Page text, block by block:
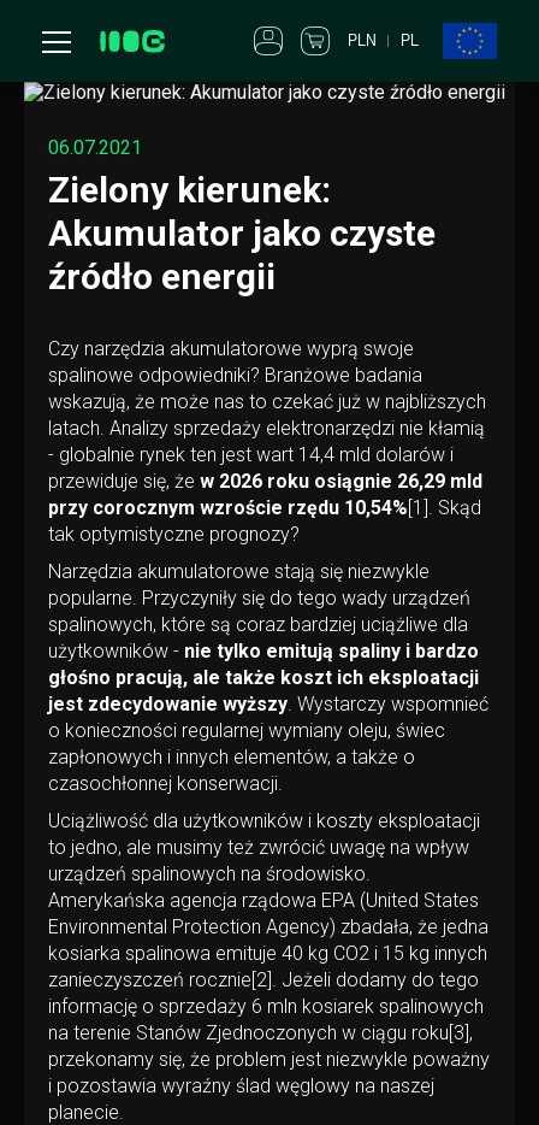
PLN PL
06.07.2021
Zielony kierunek:
Akumulator jako czyste
źródło energii
Czy narzędzia akumulatorowe wyprą swoje
spalinowe odpowiedniki? Branżowe badania
wskazują, że może nas to czekać już w najbliższych
latach. Analizy sprzedaży elektronarzędzi nie kłamią
- globalnie rynek ten jest wart 14,4 mld dolarów i
przewiduje się, że w 2026 roku osiągnie 26,29 mld
przy corocznym wzroście rzędu 10,54%[1]. Skąd
tak optymistyczne prognozy?
Narzędzia akumulatorowe stają się niezwykle
popularne. Przyczyniły się do tego wady urządzeń
spalinowych, które są coraz bardziej uciążliwe dla
użytkowników - nie tylko emitują spaliny i bardzo
głośno pracują, ale także koszt ich eksploatacji
jest zdecydowanie wyższy. Wystarczy wspomnieć
o konieczności regularnej wymiany oleju, świec
zapłonowych i innych elementów, a także o
czasochłonnej konserwacji.
Uciążliwość dla użytkowników i koszty eksploatacji
to jedno, ale musimy też zwrócić uwagę na wpływ
urządzeń spalinowych na środowisko.
Amerykańska agencja rządowa EPA (United States
Environmental Protection Agency) zbadała, że jedna
kosiarka spalinowa emituje 40 kg CO2 i 15 kg innych
zanieczyszczeń rocznie[2]. Jeżeli dodamy do tego
informację o sprzedaży 6 mln kosiarek spalinowych
na terenie Stanów Zjednoczonych w ciągu roku[3],
przekonamy się, że problem jest niezwykle poważny
i pozostawia wyraźny ślad węglowy na naszej
planecie.